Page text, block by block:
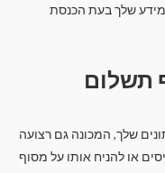
שלך בעת הכנסת
תשלום
שלך, המכונה גם רצועה
או להניח אותו על מסוף